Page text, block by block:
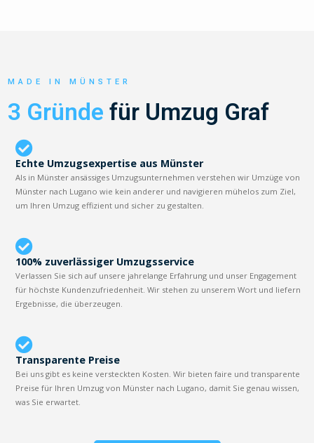
MADE IN MÜNSTER
3 Gründe für Umzug Graf
Echte Umzugsexpertise aus Münster
Als in Münster ansässiges Umzugsunternehmen verstehen wir Umzüge von
Münster nach Lugano wie kein anderer und navigieren mühelos zum Ziel,
um Ihren Umzug effizient und sicher zu gestalten.
100% zuverlässiger Umzugsservice
Verlassen Sie sich auf unsere jahrelange Erfahrung und unser Engagement
für höchste Kundenzufriedenheit. Wir stehen zu unserem Wort und liefern
Ergebnisse, die überzeugen.
Transparente Preise
Bei uns gibt es keine versteckten Kosten. Wir bieten faire und transparente
Preise für Ihren Umzug von Münster nach Lugano, damit Sie genau wissen,
was Sie erwartet.